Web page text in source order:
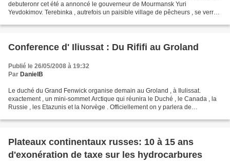
debuteronr cet été a annoncé le gouverneur de Mourmansk Yuri
Yevdokimov. Terebinka , autrefois un paisible village de pêcheurs , se verra
Conference d' Iliussat : Du Rififi au Groland
Publié le 26/05/2008 à 19:32
Par DanielB
Le duché du Grand Fenwick organise demain au Groland , à Ilulissat.
exactement , un mini-sommet Arctique qui réunira le Duché , le Canada , la
Russie , les Etazunis et la Norvège . Officiellement on y parlera de
Plateaux continentaux russes: 10 à 15 ans
d'exonération de taxe sur les hydrocarbures